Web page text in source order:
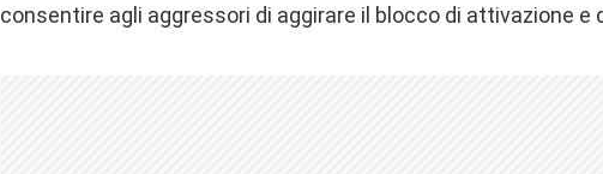
consentire agli aggressori di aggirare il blocco di attivazione